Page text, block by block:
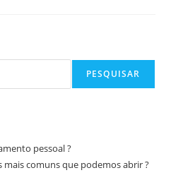
PESQUISAR
pessoal ?
mais comuns que podemos abrir ?